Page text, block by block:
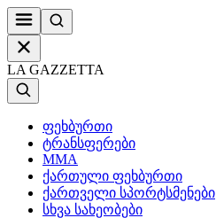
LA GAZZETTA
ფეხბურთი
ტრანსფერები
MMA
ქართული ფეხბურთი
ქართველი სპორტსმენები
სხვა სახეობები